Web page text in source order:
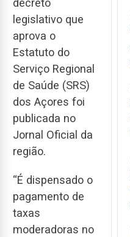
decreto
legislativo que
aprova o
Estatuto do
Serviço Regional
de Saúde (SRS)
dos Açores foi
publicada no
Jornal Oficial da
região.
“É dispensado o
pagamento de
taxas
moderadoras no